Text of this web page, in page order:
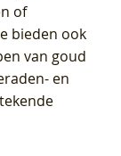
of
bieden ook
van goud
en